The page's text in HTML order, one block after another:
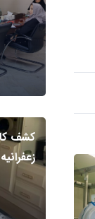
کشف
زعفرانیه